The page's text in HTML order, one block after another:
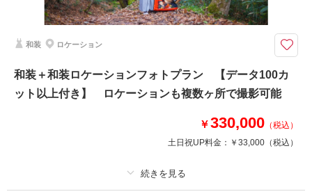
福島県内出張料 ブーケ（造花）
このプランで撮影可能な撮影レポート
スタジオ＋水林自然林（福島）
和装 ロケーション
和装＋和装ロケーションフォトプラン 【データ100カ
ット以上付き】 ロケーションも複数ヶ所で撮影可能
￥330,000 （税込）
土日祝UP料金： ￥33,000 （税込）